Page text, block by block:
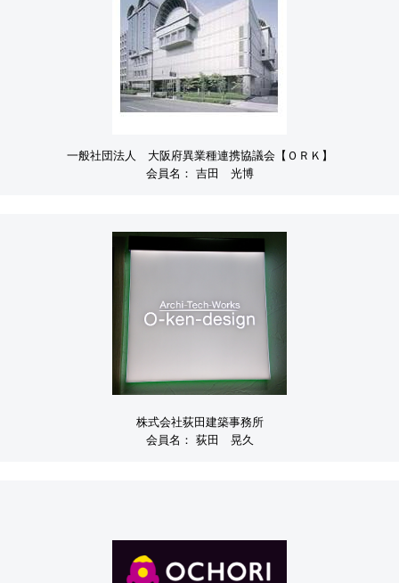
一般社団法人 大阪府異業種連携協議会【ＯＲＫ】
会員名： 吉田 光博
株式会社荻田建築事務所
会員名： 荻田 晃久